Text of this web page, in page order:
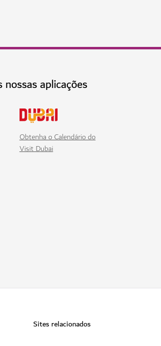
aplicações
Obtenha o Calendário do
Visit Dubai
Sites relacionados